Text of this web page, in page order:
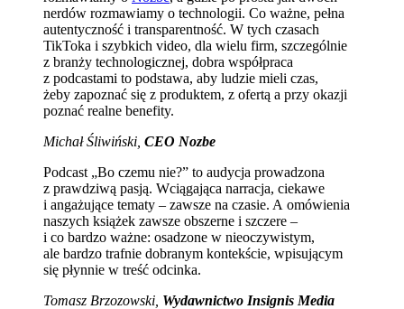
nerdów rozmawiamy o technologii. Co ważne, pełna
autentyczność i transparentność. W tych czasach
TikToka i szybkich video, dla wielu firm, szczególnie
z branży technologicznej, dobra współpraca
z podcastami to podstawa, aby ludzie mieli czas,
żeby zapoznać się z produktem, z ofertą a przy okazji
poznać realne benefity.
Michał Śliwiński, CEO Nozbe
Podcast „Bo czemu nie?” to audycja prowadzona
z prawdziwą pasją. Wciągająca narracja, ciekawe
i angażujące tematy – zawsze na czasie. A omówienia
naszych książek zawsze obszerne i szczere –
i co bardzo ważne: osadzone w nieoczywistym,
ale bardzo trafnie dobranym kontekście, wpisującym
się płynnie w treść odcinka.
Tomasz Brzozowski, Wydawnictwo Insignis Media